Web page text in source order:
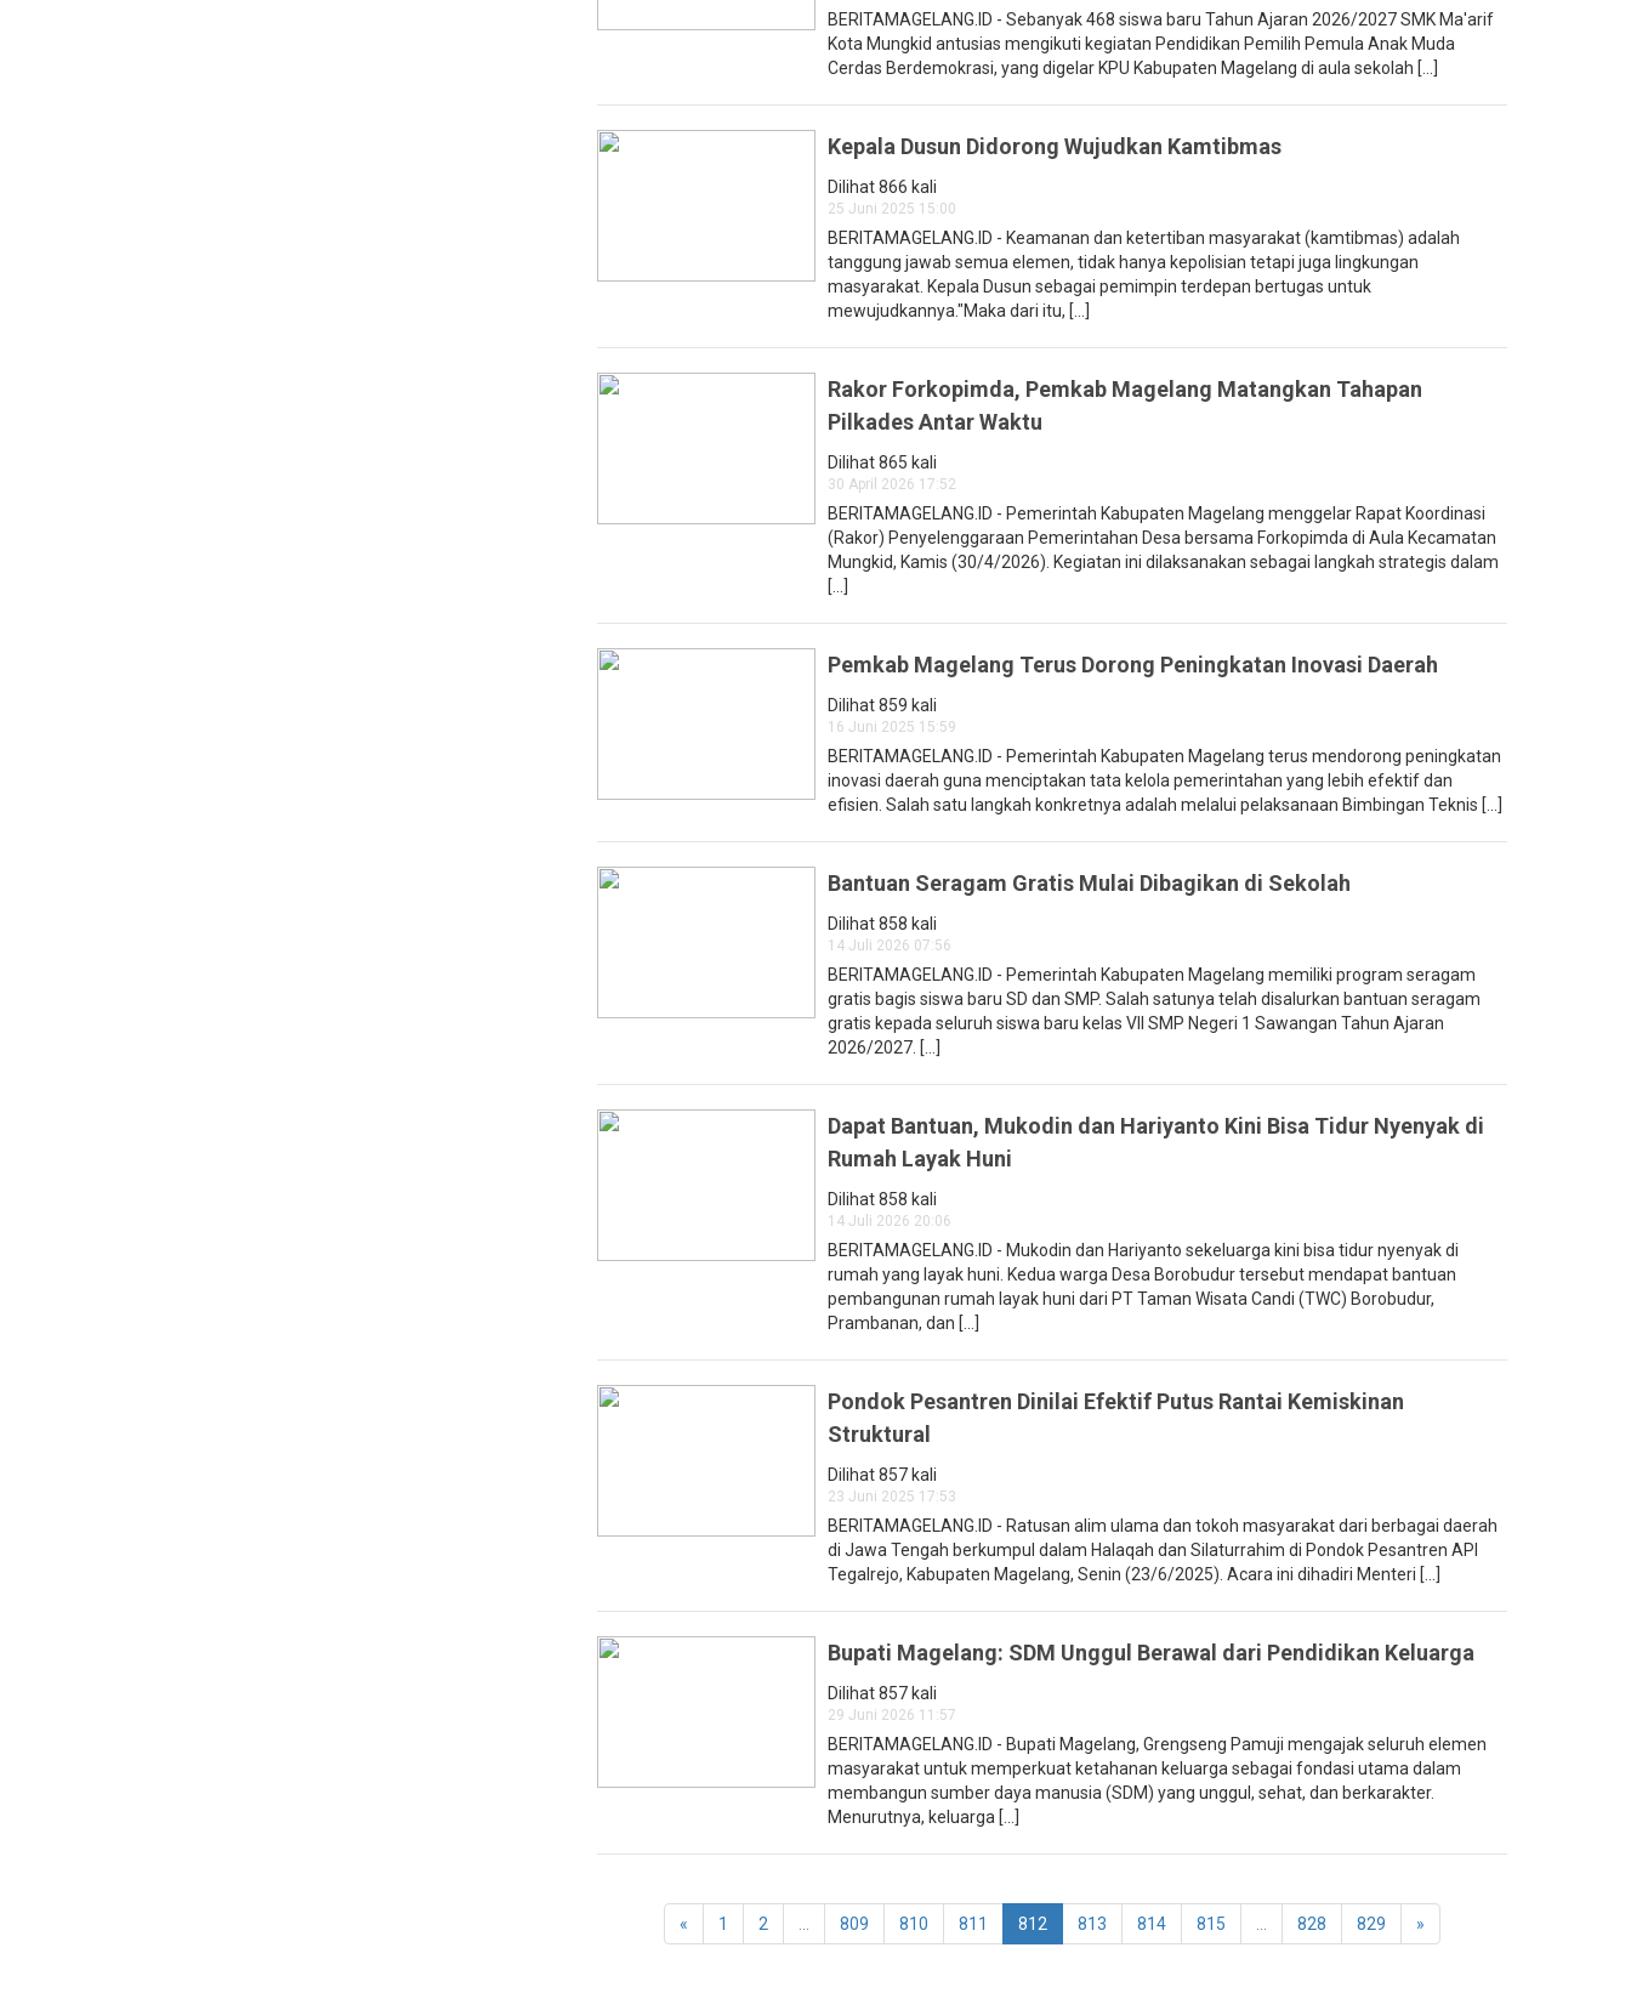
BERITAMAGELANG.ID - Sebanyak 468 siswa baru Tahun Ajaran 2026/2027 SMK Ma'arif
Kota Mungkid antusias mengikuti kegiatan Pendidikan Pemilih Pemula Anak Muda
Cerdas Berdemokrasi, yang digelar KPU Kabupaten Magelang di aula sekolah [...]
Kepala Dusun Didorong Wujudkan Kamtibmas
Dilihat 866 kali
25 Juni 2025 15:00
BERITAMAGELANG.ID - Keamanan dan ketertiban masyarakat (kamtibmas) adalah
tanggung jawab semua elemen, tidak hanya kepolisian tetapi juga lingkungan
masyarakat. Kepala Dusun sebagai pemimpin terdepan bertugas untuk
mewujudkannya."Maka dari itu, [...]
Rakor Forkopimda, Pemkab Magelang Matangkan Tahapan
Pilkades Antar Waktu
Dilihat 865 kali
30 April 2026 17:52
BERITAMAGELANG.ID - Pemerintah Kabupaten Magelang menggelar Rapat Koordinasi
(Rakor) Penyelenggaraan Pemerintahan Desa bersama Forkopimda di Aula Kecamatan
Mungkid, Kamis (30/4/2026). Kegiatan ini dilaksanakan sebagai langkah strategis dalam
[...]
Pemkab Magelang Terus Dorong Peningkatan Inovasi Daerah
Dilihat 859 kali
16 Juni 2025 15:59
BERITAMAGELANG.ID - Pemerintah Kabupaten Magelang terus mendorong peningkatan
inovasi daerah guna menciptakan tata kelola pemerintahan yang lebih efektif dan
efisien. Salah satu langkah konkretnya adalah melalui pelaksanaan Bimbingan Teknis [...]
Bantuan Seragam Gratis Mulai Dibagikan di Sekolah
Dilihat 858 kali
14 Juli 2026 07:56
BERITAMAGELANG.ID - Pemerintah Kabupaten Magelang memiliki program seragam
gratis bagis siswa baru SD dan SMP. Salah satunya telah disalurkan bantuan seragam
gratis kepada seluruh siswa baru kelas VII SMP Negeri 1 Sawangan Tahun Ajaran
2026/2027. [...]
Dapat Bantuan, Mukodin dan Hariyanto Kini Bisa Tidur Nyenyak di
Rumah Layak Huni
Dilihat 858 kali
14 Juli 2026 20:06
BERITAMAGELANG.ID - Mukodin dan Hariyanto sekeluarga kini bisa tidur nyenyak di
rumah yang layak huni. Kedua warga Desa Borobudur tersebut mendapat bantuan
pembangunan rumah layak huni dari PT Taman Wisata Candi (TWC) Borobudur,
Prambanan, dan [...]
Pondok Pesantren Dinilai Efektif Putus Rantai Kemiskinan
Struktural
Dilihat 857 kali
23 Juni 2025 17:53
BERITAMAGELANG.ID - Ratusan alim ulama dan tokoh masyarakat dari berbagai daerah
di Jawa Tengah berkumpul dalam Halaqah dan Silaturrahim di Pondok Pesantren API
Tegalrejo, Kabupaten Magelang, Senin (23/6/2025). Acara ini dihadiri Menteri [...]
Bupati Magelang: SDM Unggul Berawal dari Pendidikan Keluarga
Dilihat 857 kali
29 Juni 2026 11:57
BERITAMAGELANG.ID - Bupati Magelang, Grengseng Pamuji mengajak seluruh elemen
masyarakat untuk memperkuat ketahanan keluarga sebagai fondasi utama dalam
membangun sumber daya manusia (SDM) yang unggul, sehat, dan berkarakter.
Menurutnya, keluarga [...]
« 1 2 809 810 811 812 813 814 815 828 829 »